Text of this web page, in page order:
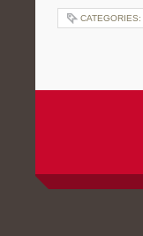
CATEGORIES: